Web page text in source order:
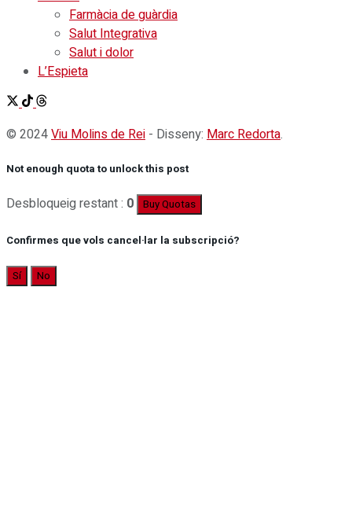
Farmàcia de guàrdia
Salut Integrativa
Salut i dolor
L’Espieta
© 2024Viu Molins de Rei - Disseny: Marc Redorta.
Not enough quota to unlock this post
Desbloqueig restant : 0 Buy Quotas
Confirmes que vols cancel·lar la subscripció?
Sí No